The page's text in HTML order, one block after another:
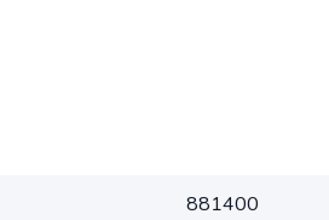
881400